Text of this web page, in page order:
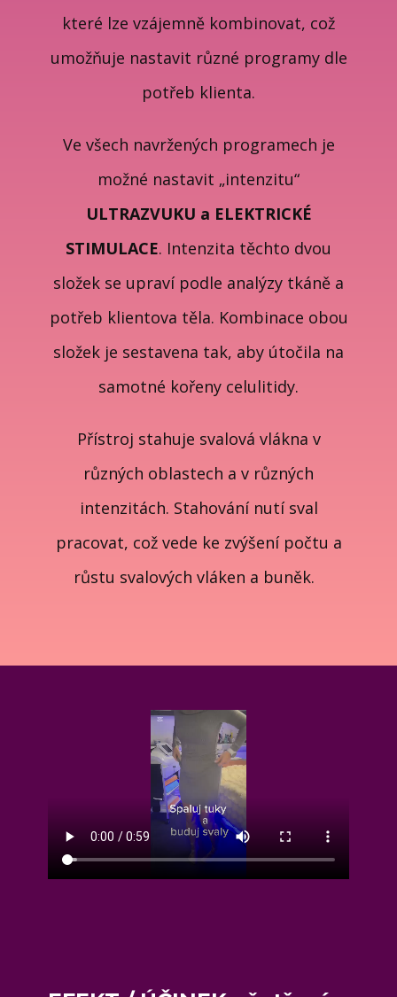
které lze vzájemně kombinovat, což
umožňuje nastavit různé programy dle
potřeb klienta.
Ve všech navržených programech je
možné nastavit „intenzitu“
ULTRAZVUKU a ELEKTRICKÉ
STIMULACE. Intenzita těchto dvou
složek se upraví podle analýzy tkáně a
potřeb klientova těla. Kombinace obou
složek je sestavena tak, aby útočila na
samotné kořeny celulitidy.
Přístroj stahuje svalová vlákna v
různých oblastech a v různých
intenzitách. Stahování nutí sval
pracovat, což vede ke zvýšení počtu a
růstu svalových vláken a buněk.